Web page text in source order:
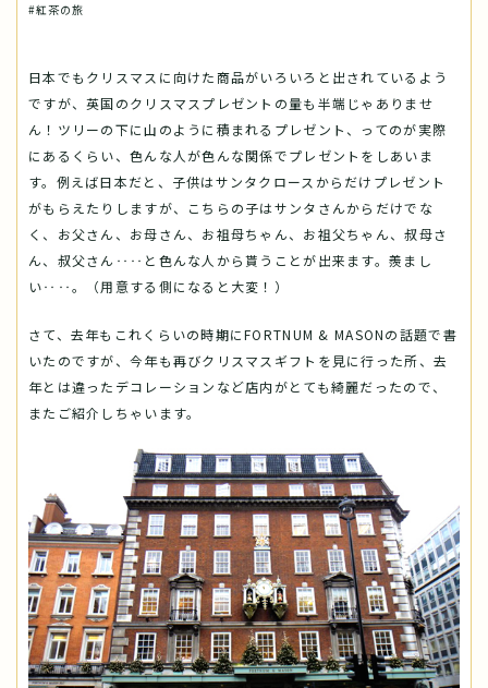
#紅茶の旅
日本でもクリスマスに向けた商品がいろいろと出されているよう
ですが、英国のクリスマスプレゼントの量も半端じゃありませ
ん！ツリーの下に山のように積まれるプレゼント、ってのが実際
にあるくらい、色んな人が色んな関係でプレゼントをしあいま
す。例えば日本だと、子供はサンタクロースからだけプレゼント
がもらえたりしますが、こちらの子はサンタさんからだけでな
く、お父さん、お母さん、お祖母ちゃん、お祖父ちゃん、叔母さ
ん、叔父さん‥‥と色んな人から貰うことが出来ます。羨まし
い‥‥。（用意する側になると大変！）
さて、去年もこれくらいの時期にFORTNUM & MASONの話題で書
いたのですが、今年も再びクリスマスギフトを見に行った所、去
年とは違ったデコレーションなど店内がとても綺麗だったので、
またご紹介しちゃいます。